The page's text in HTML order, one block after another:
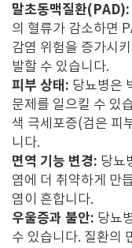
말초동맥질환(PAD):
의 혈류가 감소하면
감염 위험을 증가시
발할 수 있습니다.
피부 상태: 당뇨병은
문제를 일으킬 수 있
색 극세포증(검은 피
니다.
면역 기능 변경: 당뇨
염에 더 취약하게 만
염이 흔합니다.
우울증과 불안: 당뇨
수 있습니다. 질환의